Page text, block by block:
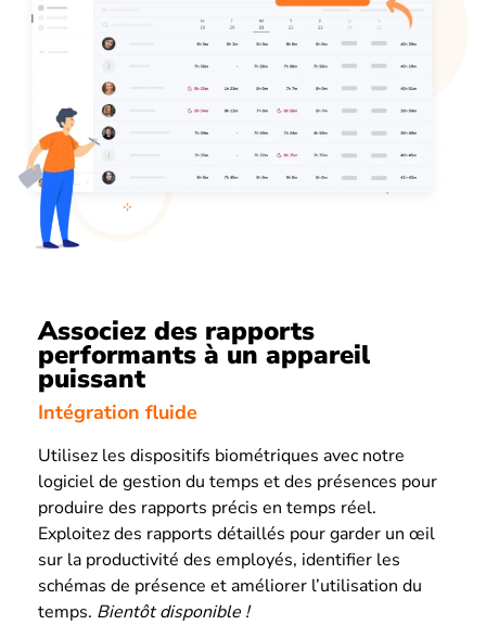
Associez des rapports
performants à un appareil
puissant
Intégration fluide
Utilisez les dispositifs biométriques avec notre
logiciel de gestion du temps et des présences pour
produire des rapports précis en temps réel.
Exploitez des rapports détaillés pour garder un œil
sur la productivité des employés, identifier les
schémas de présence et améliorer l’utilisation du
temps. Bientôt disponible !